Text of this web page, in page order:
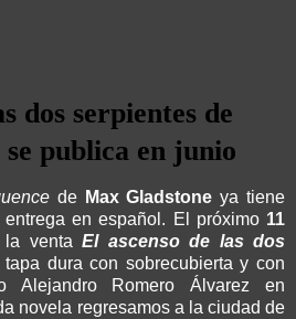
dos serpientes de
publica en junio
de Max Gladstone ya tiene
en español. El próximo11
la ventaEl ascenso de las dos
dura con sobrecubierta y con
Alejandro Romero Álvarez en
novela regresamos a la ciudad de